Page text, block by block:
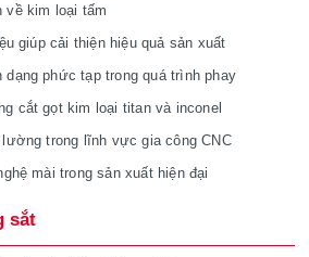
kim loại tấm
giúp cải thiện hiệu quả sản xuất
phức tạp trong quá trình phay
cắt gọt kim loại titan và inconel
trong lĩnh vực gia công CNC
mài trong sản xuất hiện đại
sắt